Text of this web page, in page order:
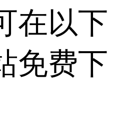
在以下
免费下